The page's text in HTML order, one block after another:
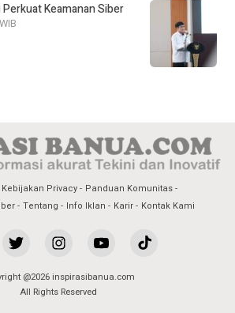
Keamanan Siber
Privacy
Panduan Komunitas
Tentang Info Iklan Karir Kontak Kami
@2026 inspirasibanua.com
All Rights Reserved